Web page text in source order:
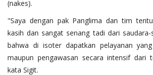
(nakes).
"Saya dengan pak Panglima dan tim
kasih dan sangat senang tadi dari saudara-
bahwa di isoter dapatkan pelayanan
maupun pengawasan secara intensif dari
kata Sigit.